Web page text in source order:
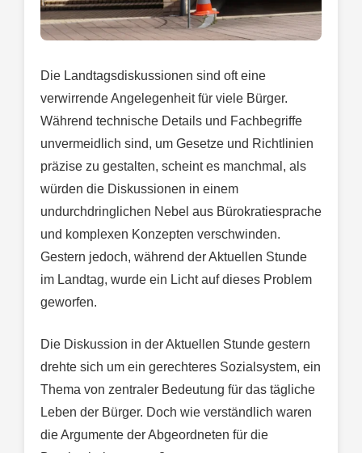
Die Landtagsdiskussionen sind oft eine
verwirrende Angelegenheit für viele Bürger.
Während technische Details und Fachbegriffe
unvermeidlich sind, um Gesetze und Richtlinien
präzise zu gestalten, scheint es manchmal, als
würden die Diskussionen in einem
undurchdringlichen Nebel aus Bürokratiesprache
und komplexen Konzepten verschwinden.
Gestern jedoch, während der Aktuellen Stunde
im Landtag, wurde ein Licht auf dieses Problem
geworfen.
Die Diskussion in der Aktuellen Stunde gestern
drehte sich um ein gerechteres Sozialsystem, ein
Thema von zentraler Bedeutung für das tägliche
Leben der Bürger. Doch wie verständlich waren
die Argumente der Abgeordneten für die